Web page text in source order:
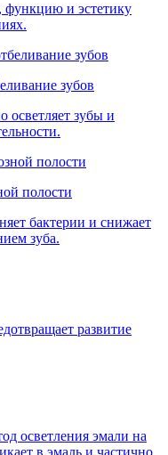
функцию и эстетику
зубов
осветляет зубы и
полости
бактерии и снижает
зуба.
развитие
осветления эмали на